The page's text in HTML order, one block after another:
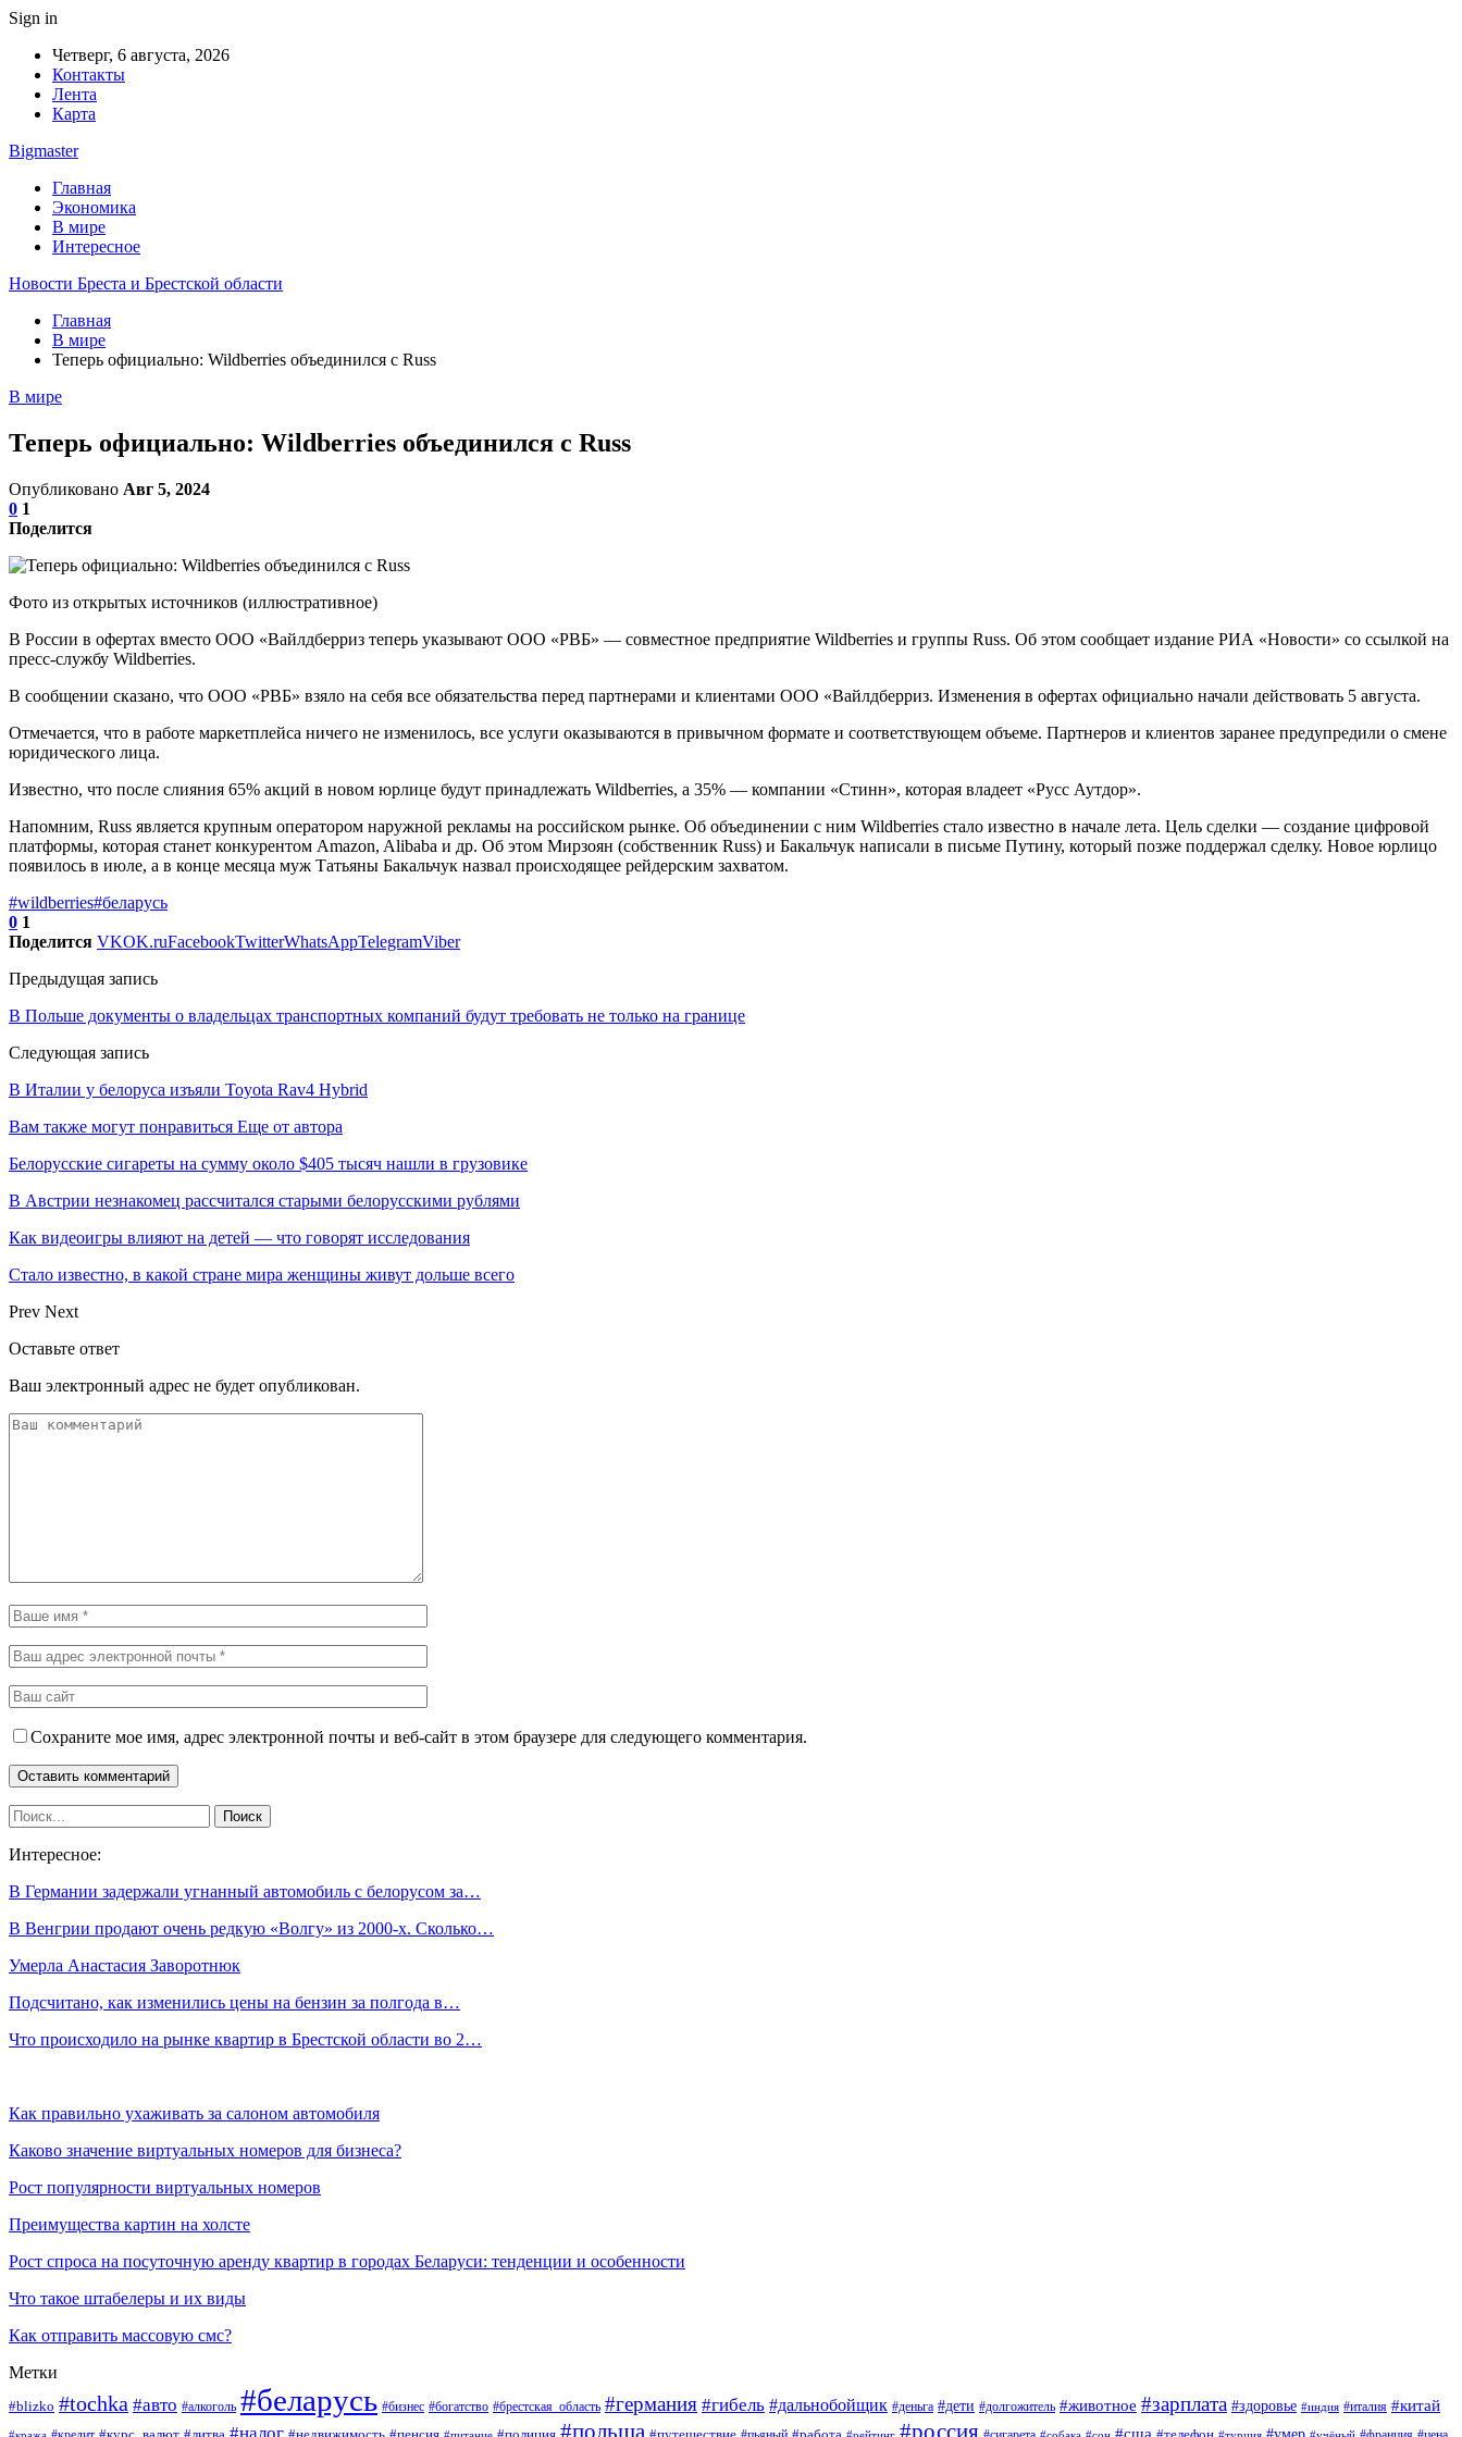
Sign in
Четверг, 6 августа, 2026
Контакты
Лента
Карта
Bigmaster
Главная
Экономика
В мире
Интересное
Новости Бреста и Брестской области
Главная
В мире
Теперь официально: Wildberries объединился с Russ
В мире
Теперь официально: Wildberries объединился с Russ
Опубликовано Авг 5, 2024
0 1
Поделится
Фото из открытых источников (иллюстративное)
В России в офертах вместо ООО «Вайлдберриз теперь указывают ООО «РВБ» — совместное предприятие Wildberries и группы Russ. Об этом сообщает издание РИА «Новости» со ссылкой на
пресс-службу Wildberries.
В сообщении сказано, что ООО «РВБ» взяло на себя все обязательства перед партнерами и клиентами ООО «Вайлдберриз. Изменения в офертах официально начали действовать 5 августа.
Отмечается, что в работе маркетплейса ничего не изменилось, все услуги оказываются в привычном формате и соответствующем объеме. Партнеров и клиентов заранее предупредили о смене
юридического лица.
Известно, что после слияния 65% акций в новом юрлице будут принадлежать Wildberries, а 35% — компании «Стинн», которая владеет «Русс Аутдор».
Напомним, Russ является крупным оператором наружной рекламы на российском рынке. Об объединении с ним Wildberries стало известно в начале лета. Цель сделки — создание цифровой
платформы, которая станет конкурентом Amazon, Alibaba и др. Об этом Мирзоян (собственник Russ) и Бакальчук написали в письме Путину, который позже поддержал сделку. Новое юрлицо
появилось в июле, а в конце месяца муж Татьяны Бакальчук назвал происходящее рейдерским захватом.
#wildberries#беларусь
0 1
Поделится VKOK.ruFacebookTwitterWhatsAppTelegramViber
Предыдущая запись
В Польше документы о владельцах транспортных компаний будут требовать не только на границе
Следующая запись
В Италии у белоруса изъяли Toyota Rav4 Hybrid
Вам также могут понравиться Еще от автора
Белорусские сигареты на сумму около $405 тысяч нашли в грузовике
В Австрии незнакомец рассчитался старыми белорусскими рублями
Как видеоигры влияют на детей — что говорят исследования
Стало известно, в какой стране мира женщины живут дольше всего
Prev Next
Оставьте ответ
Ваш электронный адрес не будет опубликован.
Сохраните мое имя, адрес электронной почты и веб-сайт в этом браузере для следующего комментария.
Интересное:
В Германии задержали угнанный автомобиль с белорусом за…
В Венгрии продают очень редкую «Волгу» из 2000-х. Сколько…
Умерла Анастасия Заворотнюк
Подсчитано, как изменились цены на бензин за полгода в…
Что происходило на рынке квартир в Брестской области во 2…
Как правильно ухаживать за салоном автомобиля
Каково значение виртуальных номеров для бизнеса?
Рост популярности виртуальных номеров
Преимущества картин на холсте
Рост спроса на посуточную аренду квартир в городах Беларуси: тенденции и особенности
Что такое штабелеры и их виды
Как отправить массовую смс?
Метки
#blizko #tochka #авто #алкоголь #беларусь #бизнес #богатство #брестская_область #германия #гибель #дальнобойщик #деньга #дети #долгожитель #животное #зарплата #здоровье #индия #италия #китай
#польша #россия